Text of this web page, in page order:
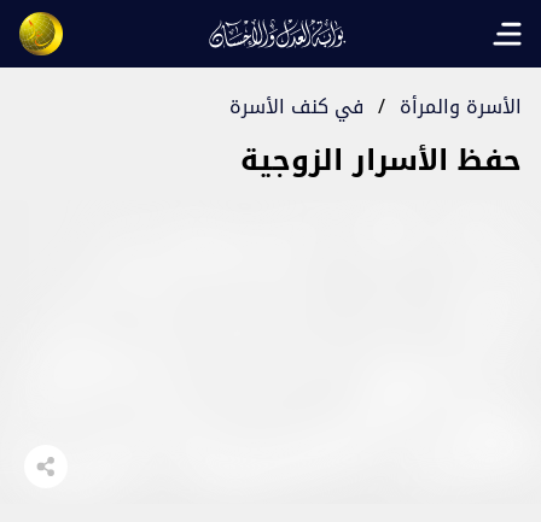
Open main menu
الأسرة والمرأة / في كنف الأسرة
حفظ الأسرار الزوجية